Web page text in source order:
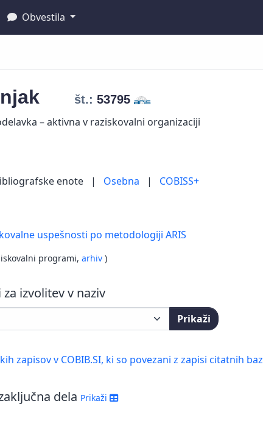
Obvestila
št.: 53795
– aktivna v raziskovalni organizaciji
enote | Osebna | COBISS+
uspešnosti po metodologiji ARIS
programi, arhiv )
izvolitev v naziv
Prikaži
zapisov v COBIB.SI, ki so povezani z zapisi citatnih baz
dela Prikaži